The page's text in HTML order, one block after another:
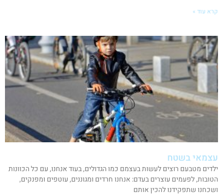
קרא עוד »
עצמאי בשטח
ילדים מטבעם רוצים לעשות בעצמם כמו הגדולים, בעוד אנחנו, עם כל הכוונות
הטובות, לפעמים עוצרים בעדם: אנחנו חרדים ומגוננים, עוטפים ומפנקים,
ושכחנו שתפקידנו להכין אותם